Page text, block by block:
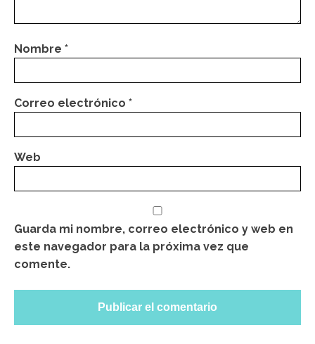
Nombre *
Correo electrónico *
Web
Guarda mi nombre, correo electrónico y web en
este navegador para la próxima vez que
comente.